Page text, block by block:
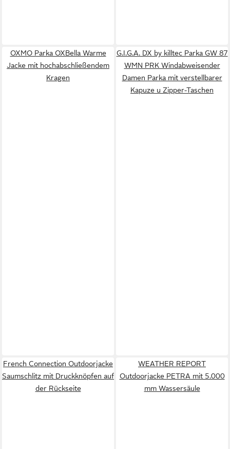
OXMO Parka OXBella Warme
Jacke mit hochabschließendem
Kragen
G.I.G.A. DX by killtec Parka GW 87
WMN PRK Windabweisender
Damen Parka mit verstellbarer
Kapuze u Zipper-Taschen
French Connection Outdoorjacke
Saumschlitz mit Druckknöpfen auf
der Rückseite
WEATHER REPORT
Outdoorjacke PETRA mit 5.000
mm Wassersäule